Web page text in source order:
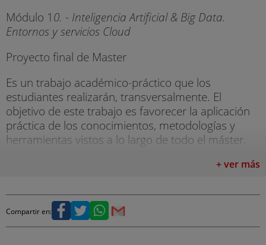
Módulo 10. - Inteligencia Artificial & Big Data.
Entornos y servicios Cloud
Proyecto final de Master
Es un trabajo académico-práctico que los
estudiantes realizarán, transversalmente. El
objetivo de este trabajo es favorecer la aplicación
práctica de los conocimientos, metodologías y
herramientas vistos a lo largo de todo el máster.
+ ver más
Compartir en: